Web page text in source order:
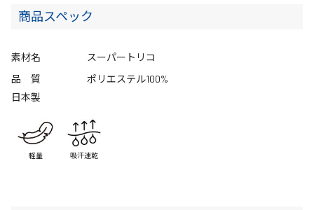
商品スペック
素材名
スーパートリコ
品 質
ポリエステル100%
日本製
軽量 吸汗速乾